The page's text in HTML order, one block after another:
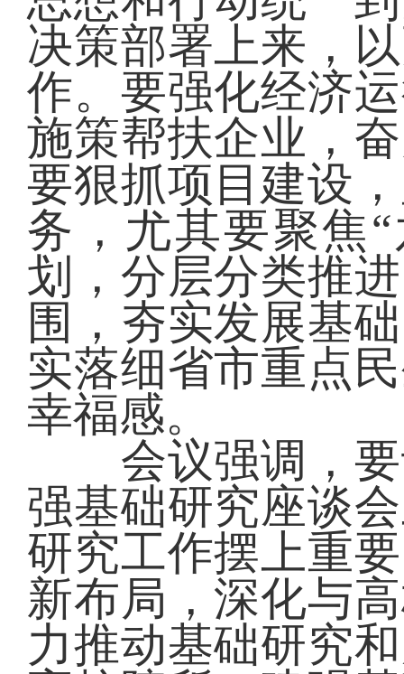
决策部署上来，
作。要强化经济
施策帮扶企业，
要狠抓项目建设
务，尤其要聚焦
划，分层分类推
围，夯实发展基
实落细省市重点
幸福感。
会议强调，要
强基础研究座谈
研究工作摆上重
新布局，深化与
力推动基础研究